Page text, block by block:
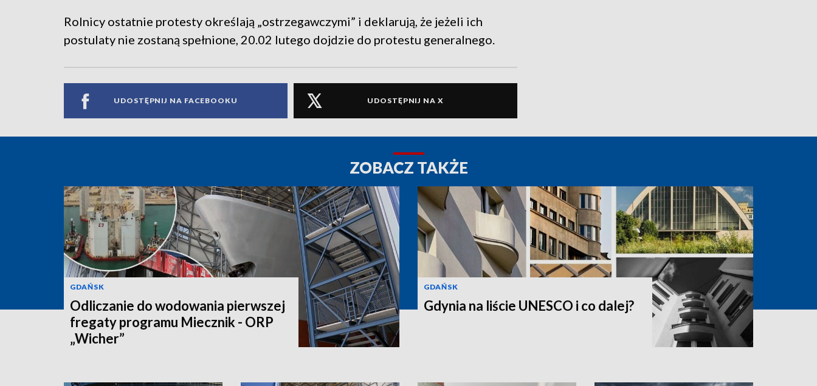
Rolnicy ostatnie protesty określają „ostrzegawczymi” i deklarują, że jeżeli ich
postulaty nie zostaną spełnione, 20.02 lutego dojdzie do protestu generalnego.
UDOSTĘPNIJ NA FACEBOOKU UDOSTĘPNIJ NA X
ZOBACZ TAKŻE
GDAŃSK
Odliczanie do wodowania pierwszej
fregaty programu Miecznik - ORP
„Wicher”
GDAŃSK
Gdynia na liście UNESCO i co dalej?